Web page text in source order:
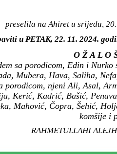
preselila na Ahiret u srijedu,
u PETAK, 22. 11. 2024.
O Ž A L O
sa porodicom, Edin i
Mubera, Hava, Saliha,
porodicom, njeni Ali, Asal,
Kerić, Kadrić, Bašić,
Mahović, Čopra, Šehić,
komšije i
RAHMETULLAHI